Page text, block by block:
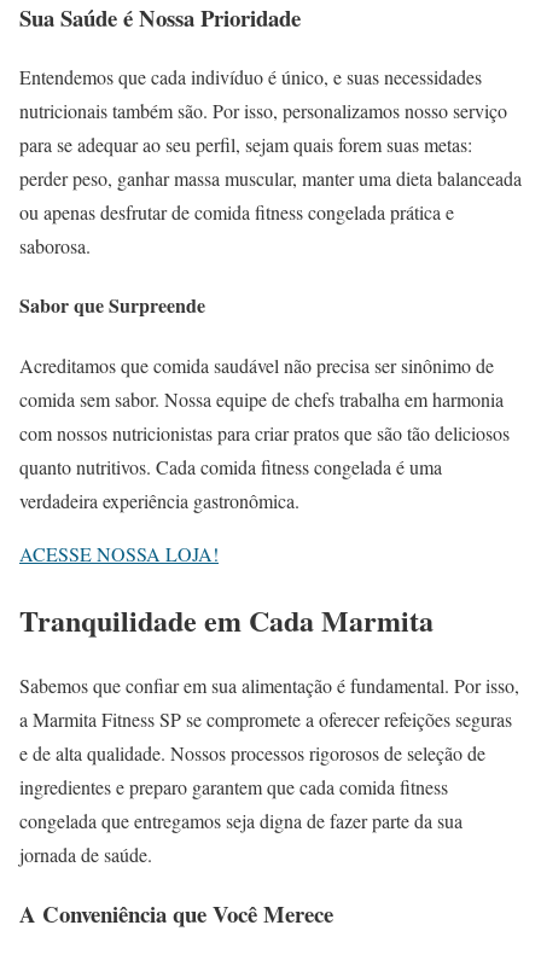
Sua Saúde é Nossa Prioridade
Entendemos que cada indivíduo é único, e suas necessidades
nutricionais também são. Por isso, personalizamos nosso serviço
para se adequar ao seu perfil, sejam quais forem suas metas:
perder peso, ganhar massa muscular, manter uma dieta balanceada
ou apenas desfrutar de comida fitness congelada prática e
saborosa.
Sabor que Surpreende
Acreditamos que comida saudável não precisa ser sinônimo de
comida sem sabor. Nossa equipe de chefs trabalha em harmonia
com nossos nutricionistas para criar pratos que são tão deliciosos
quanto nutritivos. Cada comida fitness congelada é uma
verdadeira experiência gastronômica.
ACESSE NOSSA LOJA!
Tranquilidade em Cada Marmita
Sabemos que confiar em sua alimentação é fundamental. Por isso,
a Marmita Fitness SP se compromete a oferecer refeições seguras
e de alta qualidade. Nossos processos rigorosos de seleção de
ingredientes e preparo garantem que cada comida fitness
congelada que entregamos seja digna de fazer parte da sua
jornada de saúde.
A Conveniência que Você Merece